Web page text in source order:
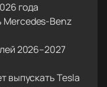
года
Mercedes-Benz
2026–2027
выпускать Tesla